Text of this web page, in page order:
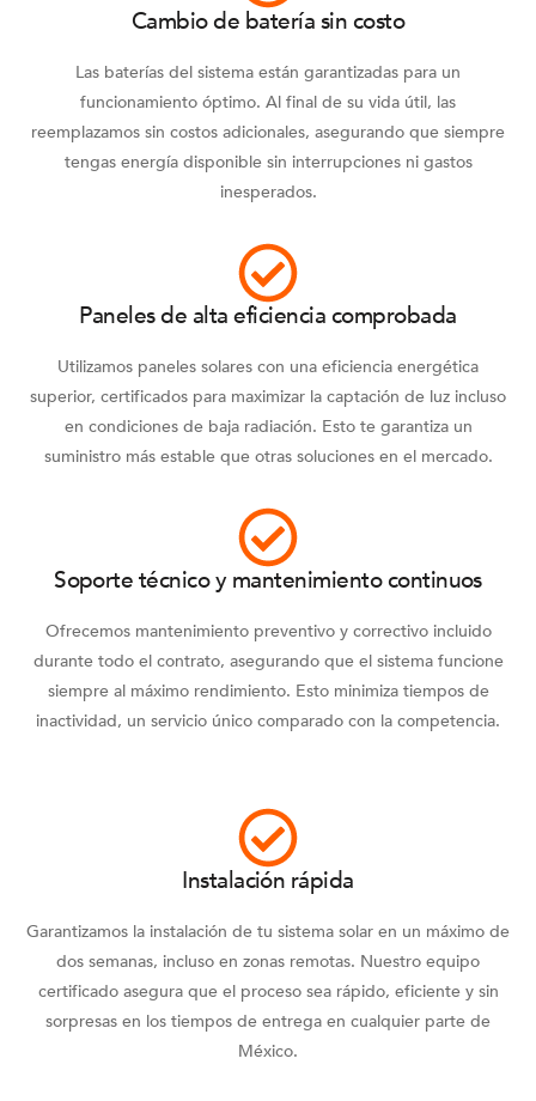
Cambio de batería sin costo
Las baterías del sistema están garantizadas para un
funcionamiento óptimo. Al final de su vida útil, las
reemplazamos sin costos adicionales, asegurando que siempre
tengas energía disponible sin interrupciones ni gastos
inesperados.
Paneles de alta eficiencia comprobada
Utilizamos paneles solares con una eficiencia energética
superior, certificados para maximizar la captación de luz incluso
en condiciones de baja radiación. Esto te garantiza un
suministro más estable que otras soluciones en el mercado.
Soporte técnico y mantenimiento continuos
Ofrecemos mantenimiento preventivo y correctivo incluido
durante todo el contrato, asegurando que el sistema funcione
siempre al máximo rendimiento. Esto minimiza tiempos de
inactividad, un servicio único comparado con la competencia.
Instalación rápida
Garantizamos la instalación de tu sistema solar en un máximo de
dos semanas, incluso en zonas remotas. Nuestro equipo
certificado asegura que el proceso sea rápido, eficiente y sin
sorpresas en los tiempos de entrega en cualquier parte de
México.